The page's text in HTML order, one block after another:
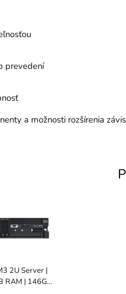
prevedení
a možnosti rozšírenia
2U Server |
RAM | 146GB